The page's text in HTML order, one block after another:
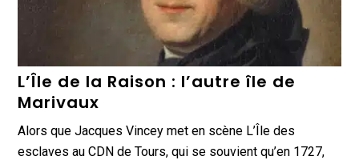
L’Île de la Raison : l’autre île de
Marivaux
Alors que Jacques Vincey met en scène L’Île des
esclaves au CDN de Tours, qui se souvient qu’en 1727,